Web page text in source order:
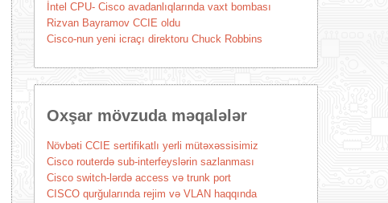
İntel CPU- Cisco avadanlıqlarında vaxt bombası
Rizvan Bayramov CCIE oldu
Cisco-nun yeni icraçı direktoru Chuck Robbins
Oxşar mövzuda məqalələr
Növbəti CCIE sertifikatlı yerli mütəxəssisimiz
Cisco routerdə sub-interfeyslərin sazlanması
Cisco switch-lərdə access və trunk port
CISCO qurğularında rejim və VLAN haqqında